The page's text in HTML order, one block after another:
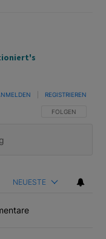
FOLGE DIESER
FOLGEN
REGISTRIEREN
NEUESTE